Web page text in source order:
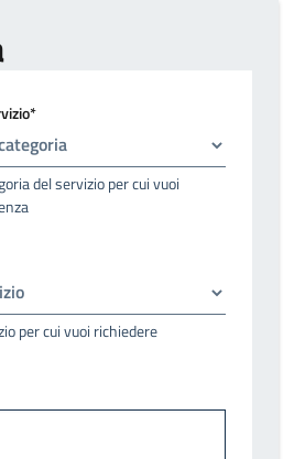
del servizio per cui vuoi
per cui vuoi richiedere